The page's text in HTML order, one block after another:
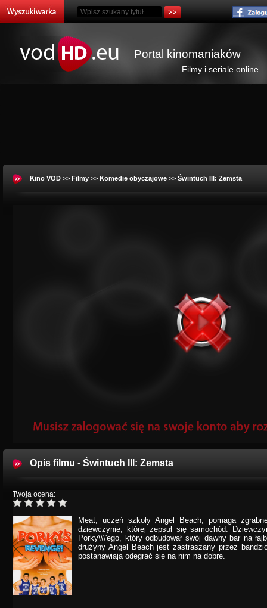
Portal kinomaniaków
Filmy i seriale online
Kino VOD >> Filmy >> Komedie obyczajowe >> Świntuch III: Zemsta
Opis filmu - Świntuch III: Zemsta
Twoja ocena:
Meat, uczeń szkoły Angel Beach, pomaga
dziewczynie, której zepsuł się samochód.
Porky\\\'ego, który odbudował swój dawny bar na
drużyny Angel Beach jest zastraszany przez
postanawiają odegrać się na nim na dobre.